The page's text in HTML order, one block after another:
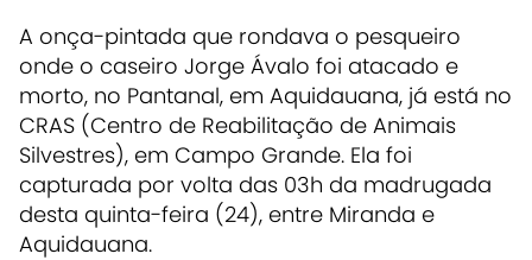
A onça-pintada que rondava o pesqueiro
onde o caseiro Jorge Ávalo foi atacado e
morto, no Pantanal, em Aquidauana, já está no
CRAS (Centro de Reabilitação de Animais
Silvestres), em Campo Grande. Ela foi
capturada por volta das 03h da madrugada
desta quinta-feira (24), entre Miranda e
Aquidauana.